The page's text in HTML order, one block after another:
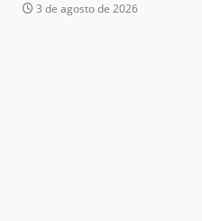
3 de agosto de 2026